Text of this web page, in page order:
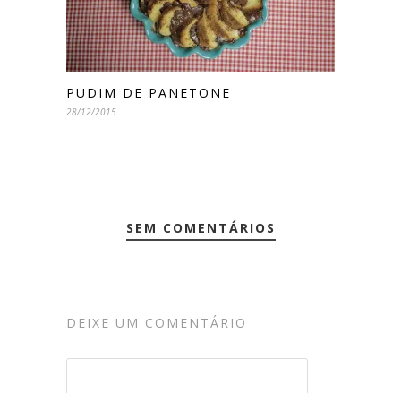
PUDIM DE PANETONE
28/12/2015
SEM COMENTÁRIOS
DEIXE UM COMENTÁRIO